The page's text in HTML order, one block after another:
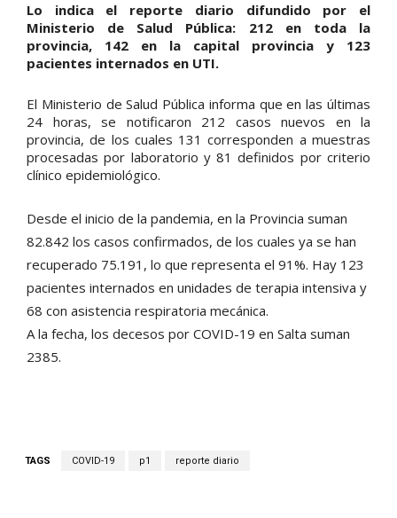
Lo indica el reporte diario difundido por el
Ministerio de Salud Pública: 212 en toda la
provincia, 142 en la capital provincia y 123
pacientes internados en UTI.
El Ministerio de Salud Pública informa que en las últimas
24 horas, se notificaron 212 casos nuevos en la
provincia, de los cuales 131 corresponden a muestras
procesadas por laboratorio y 81 definidos por criterio
clínico epidemiológico.
Desde el inicio de la pandemia, en la Provincia suman
82.842 los casos confirmados, de los cuales ya se han
recuperado 75.191, lo que representa el 91%. Hay 123
pacientes internados en unidades de terapia intensiva y
68 con asistencia respiratoria mecánica.
A la fecha, los decesos por COVID-19 en Salta suman
2385.
TAGS COVID-19 p1 reporte diario